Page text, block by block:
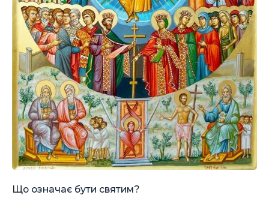
Що означає бути святим?